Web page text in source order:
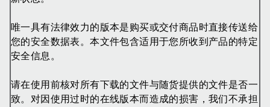
唯一具有法律效力的版本是购买或交付商品时直接传送给
您的安全数据表。本文件包含适用于您所收到产品的特定
安全信息。
请在使用前核对所有下载的文件与随货提供的文件是否一
致。对因使用过时的在线版本而造成的损害，我们不承担